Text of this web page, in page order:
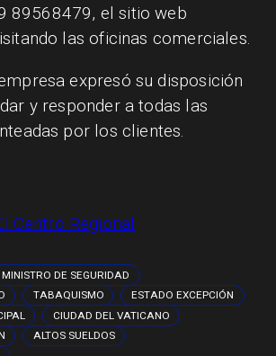
89568479, el sitio web
las oficinas comerciales.
expresó su disposición
y responder a todas las
por los clientes.
Centro Regional
MINISTRO DE SEGURIDAD
TABAQUISMO
ESTADO EXCEPCIÓN
CIUDAD DEL VATICANO
ALTOS SUELDOS